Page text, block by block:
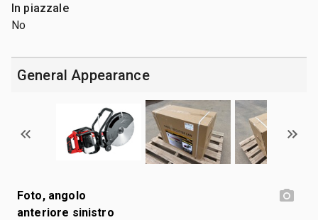
In piazzale
No
General Appearance
Foto, angolo
anteriore sinistro